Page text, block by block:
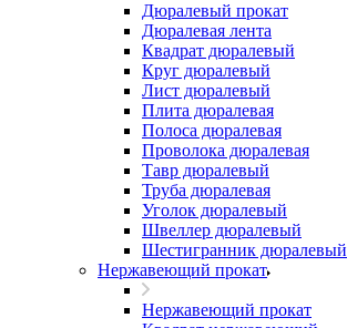
Дюралевый прокат
Дюралевая лента
Квадрат дюралевый
Круг дюралевый
Лист дюралевый
Плита дюралевая
Полоса дюралевая
Проволока дюралевая
Тавр дюралевый
Труба дюралевая
Уголок дюралевый
Швеллер дюралевый
Шестигранник дюралевый
Нержавеющий прокат
Нержавеющий прокат